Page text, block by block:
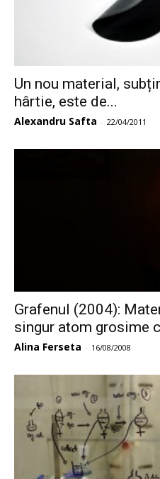
Un nou material,
hârtie, este de...
Alexandru Safta - 22/04/2011
Grafenul (2004):
singur atom grosime
Alina Ferseta - 16/08/2008